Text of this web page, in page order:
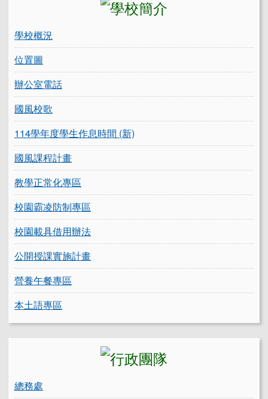
學校概況
位置圖
辦公室電話
國風校歌
114學年度學生作息時間 (新)
國風課程計畫
教學正常化專區
校園霸凌防制專區
校園載具借用辦法
公開授課實施計畫
營養午餐專區
本土語專區
總務處